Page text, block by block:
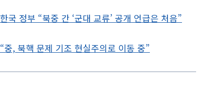
한국 정부 “북중 간 ‘군대 교류’ 공개 언급은 처음”
“중, 북핵 문제 기조 현실주의로 이동 중”